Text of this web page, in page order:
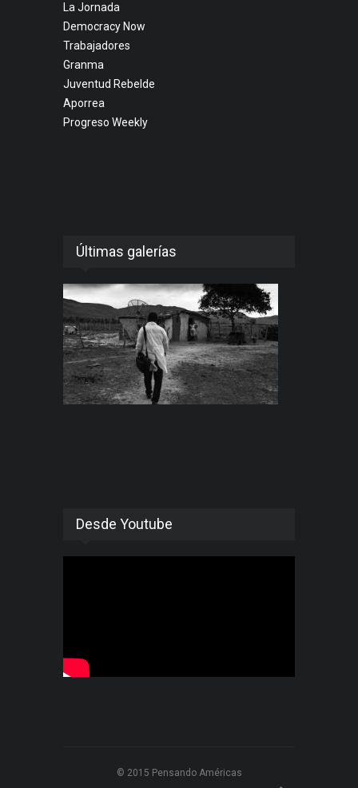
La Jornada
Democracy Now
Trabajadores
Granma
Juventud Rebelde
Aporrea
Progreso Weekly
Últimas galerías
Desde Youtube
© 2015 Pensando Américas